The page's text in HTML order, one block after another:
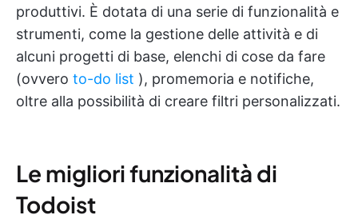
produttivi. È dotata di una serie di funzionalità e
strumenti, come la gestione delle attività e di
alcuni progetti di base, elenchi di cose da fare
(ovvero to-do list ), promemoria e notifiche,
oltre alla possibilità di creare filtri personalizzati.
Le migliori funzionalità di
Todoist